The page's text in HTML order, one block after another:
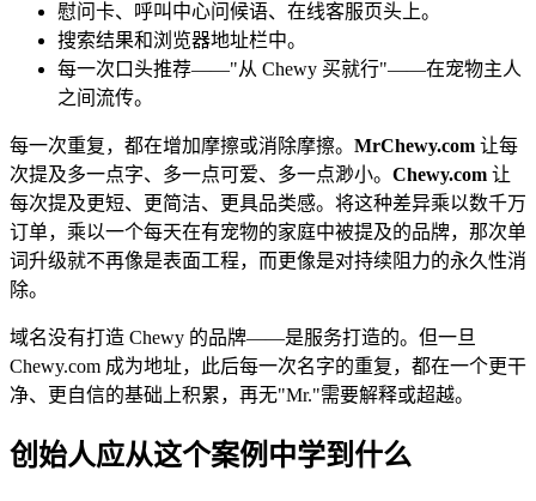
慰问卡、呼叫中心问候语、在线客服页头上。
搜索结果和浏览器地址栏中。
每一次口头推荐——"从 Chewy 买就行"——在宠物主人
之间流传。
每一次重复，都在增加摩擦或消除摩擦。 MrChewy.com 让每
次提及多一点字、多一点可爱、多一点渺小。 Chewy.com 让
每次提及更短、更简洁、更具品类感。将这种差异乘以数千万
订单，乘以一个每天在有宠物的家庭中被提及的品牌，那次单
词升级就不再像是表面工程，而更像是对持续阻力的永久性消
除。
域名没有打造 Chewy 的品牌——是服务打造的。但一旦
Chewy.com 成为地址，此后每一次名字的重复，都在一个更干
净、更自信的基础上积累，再无"Mr."需要解释或超越。
创始人应从这个案例中学到什么